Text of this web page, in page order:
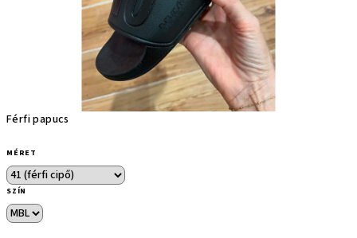
Férfi papucs
MÉRET
SZÍN